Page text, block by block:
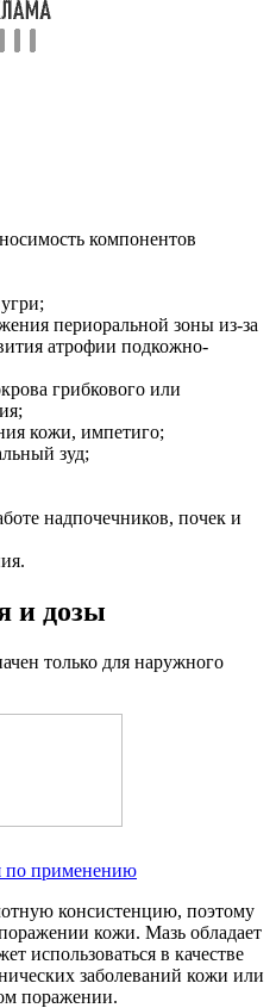
компонентов
периоральной зоны из-за
атрофии подкожно-
грибкового или
кожи, импетиго;
зуд;
надпочечников, почек и
и дозы
только для наружного
по применению
консистенцию, поэтому
кожи. Мазь обладает
использоваться в качестве
заболеваний кожи или
поражении.